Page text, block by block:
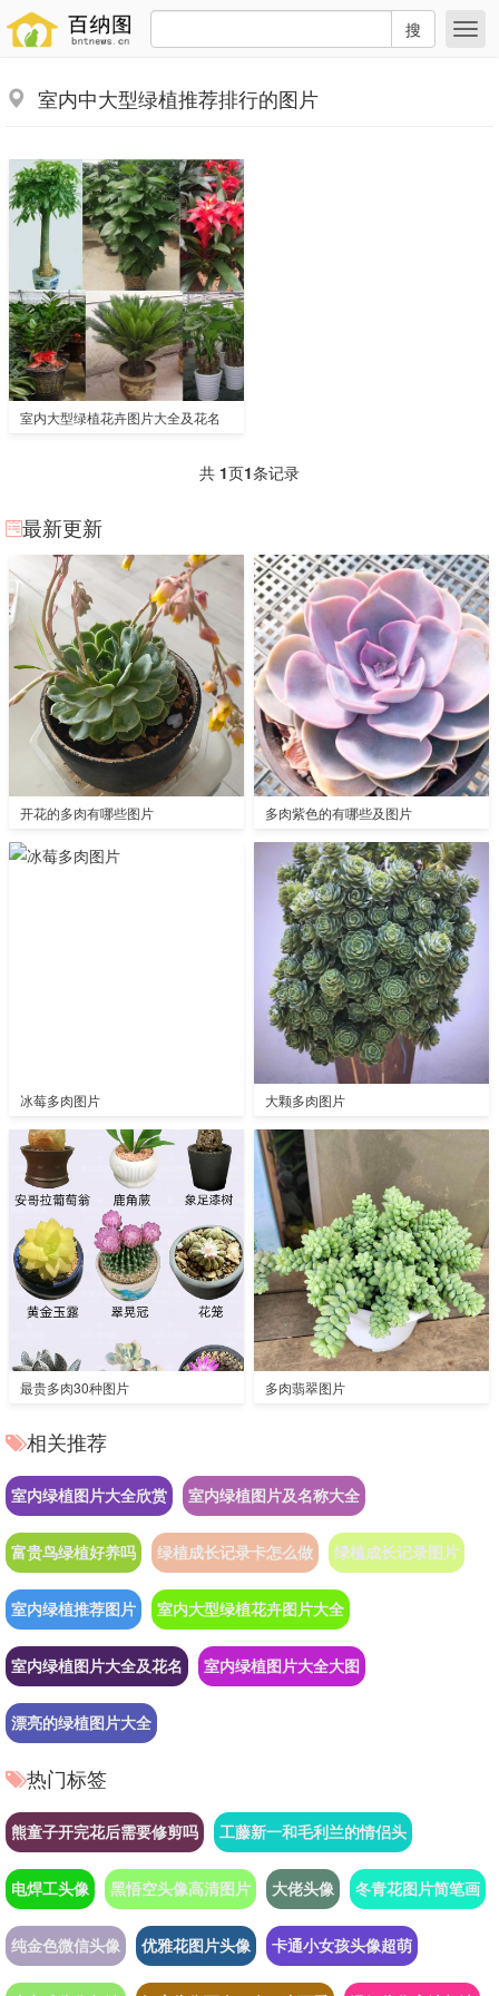
搜
室内中大型绿植推荐排行的图片
室内大型绿植花卉图片大全及花名
共 1页1条记录
最新更新
开花的多肉有哪些图片 多肉紫色的有哪些及图片
冰莓多肉图片 大颗多肉图片
最贵多肉30种图片 多肉翡翠图片
相关推荐
室内绿植图片大全欣赏 室内绿植图片及名称大全
富贵鸟绿植好养吗 绿植成长记录卡怎么做 绿植成长记录图片
室内绿植推荐图片 室内大型绿植花卉图片大全
室内绿植图片大全及花名 室内绿植图片大全大图
漂亮的绿植图片大全
热门标签
熊童子开完花后需要修剪吗 工藤新一和毛利兰的情侣头
电焊工头像 黑悟空头像高清图片 大佬头像 冬青花图片简笔画
纯金色微信头像 优雅花图片头像 卡通小女孩头像超萌